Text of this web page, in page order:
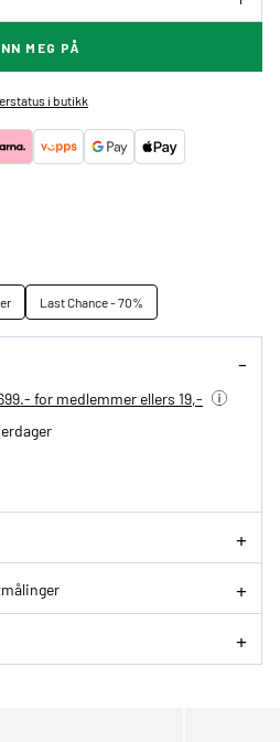
MEG PÅ
i butikk
Last Chance - 70%
for medlemmer ellers 19,-